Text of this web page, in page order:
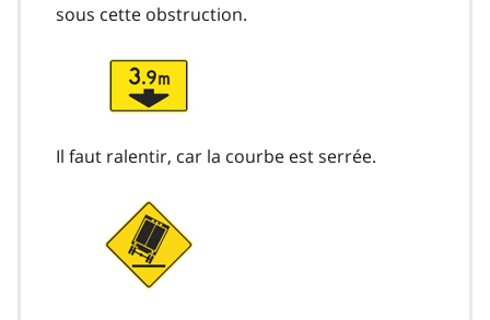
sous cette obstruction.
Il faut ralentir, car la courbe est serrée.